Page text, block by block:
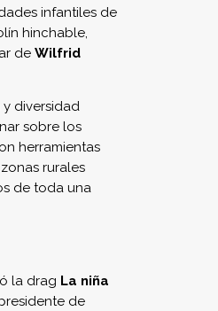
infantiles de
hinchable,
de Wilfrid
diversidad
sobre los
herramientas
rurales
de toda una
la drag La niña
de